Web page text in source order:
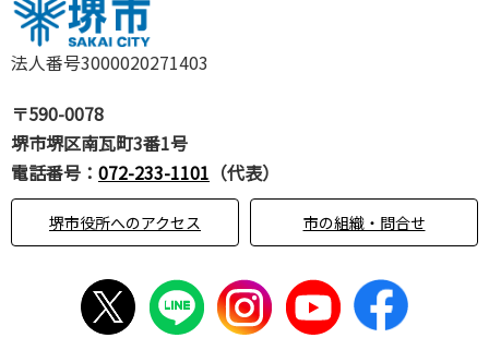
法人番号3000020271403
〒590-0078
堺市堺区南瓦町3番1号
電話番号： 072-233-1101 （代表）
堺市役所へのアクセス 市の組織・問合せ